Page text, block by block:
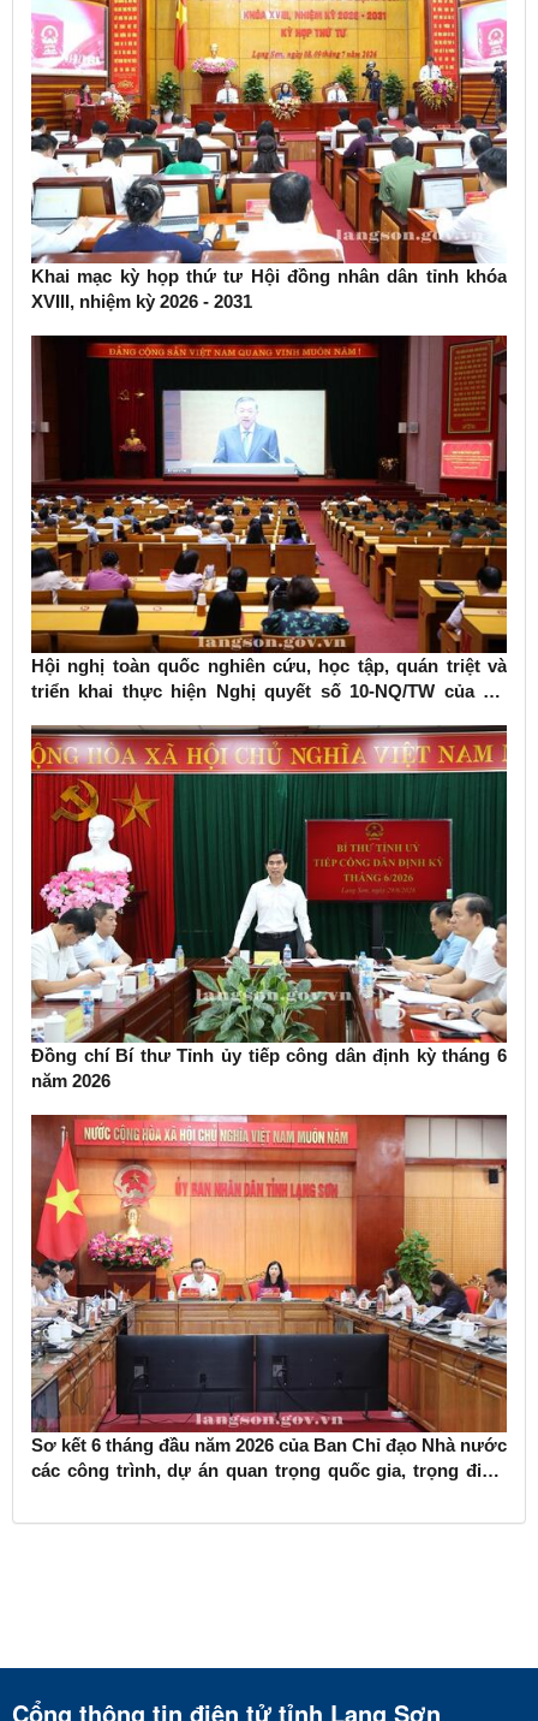
Khai mạc kỳ họp thứ tư Hội đồng nhân dân tỉnh khóa
XVIII, nhiệm kỳ 2026 - 2031
Hội nghị toàn quốc nghiên cứu, học tập, quán triệt và
triển khai thực hiện Nghị quyết số 10-NQ/TW của Bộ
Đồng chí Bí thư Tỉnh ủy tiếp công dân định kỳ tháng 6
năm 2026
Sơ kết 6 tháng đầu năm 2026 của Ban Chỉ đạo Nhà nước
các công trình, dự án quan trọng quốc gia, trọng điểm
Cổng thông tin điện tử tỉnh Lạng Sơn